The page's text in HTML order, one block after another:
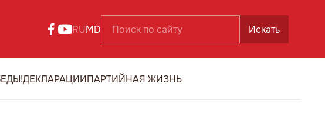
RUMD Искать
ДЕКЛАРАЦИИПАРТИЙНАЯ ЖИЗНЬ